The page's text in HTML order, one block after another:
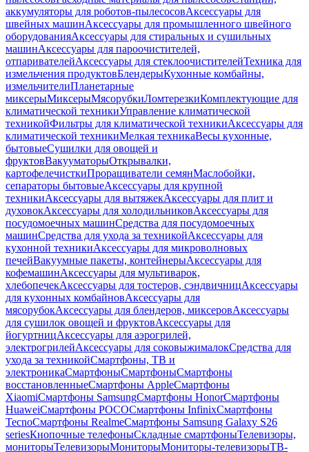
аккумуляторы для роботов-пылесосовАксессуары для
швейных машинАксессуары для промышленного швейного
оборудованияАксессуары для стиральных и сушильных
машинАксессуары для пароочистителей,
отпаривателейАксессуары для стеклоочистителейТехника для
измельчения продуктовБлендерыКухонные комбайны,
измельчителиПланетарные
миксерыМиксерыМясорубкиЛомтерезкиКомплектующие для
климатической техникиУправление климатической
техникойФильтры для климатической техникиАксессуары для
климатической техникиМелкая техникаВесы кухонные,
бытовыеСушилки для овощей и
фруктовВакууматорыОткрывалки,
картофелечисткиПроращиватели семянМаслобойки,
сепараторы бытовыеАксессуары для крупной
техникиАксессуары для вытяжекАксессуары для плит и
духовокАксессуары для холодильниковАксессуары для
посудомоечных машинСредства для посудомоечных
машинСредства для ухода за техникойАксессуары для
кухонной техникиАксессуары для микроволновых
печейВакуумные пакеты, контейнерыАксессуары для
кофемашинАксессуары для мультиварок,
хлебопечекАксессуары для тостеров, сэндвичницАксессуары
для кухонных комбайновАксессуары для
мясорубокАксессуары для блендеров, миксеровАксессуары
для сушилок овощей и фруктовАксессуары для
йогуртницАксессуары для аэрогрилей,
электрогрилейАксессуары для соковыжималокСредства для
ухода за техникойСмартфоны, ТВ и
электроникаСмартфоныСмартфоныСмартфоны
восстановленныеСмартфоны AppleСмартфоны
XiaomiСмартфоны SamsungСмартфоны HonorСмартфоны
HuaweiСмартфоны POCOСмартфоны InfinixСмартфоны
TecnoСмартфоны RealmeСмартфоны Samsung Galaxy S26
seriesКнопочные телефоныСкладные смартфоныТелевизоры,
мониторыТелевизорыМониторыМониторы-телевизорыТВ-